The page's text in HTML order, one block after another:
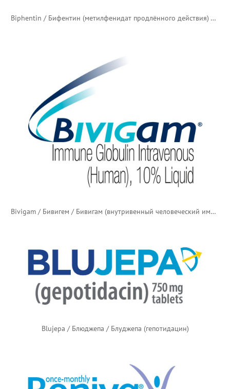
Biphentin / Бифентин (метилфенидат продлённого действия) — канадский логотип
Bivigam / Бивигем / Бивигам (внутривенный человеческий иммуноглобулин) — старый логотип
Blujepa / Блюджепа / Блуджепа (гепотидацин)